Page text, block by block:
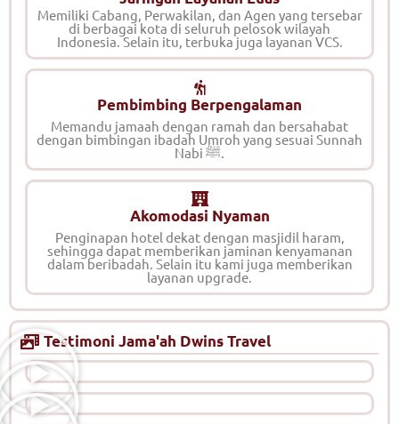
Memiliki Cabang, Perwakilan, dan Agen yang tersebar
di berbagai kota di seluruh pelosok wilayah
Indonesia. Selain itu, terbuka juga layanan VCS.
Pembimbing Berpengalaman
Memandu jamaah dengan ramah dan bersahabat
dengan bimbingan ibadah Umroh yang sesuai Sunnah
Nabi ﷺ.
Akomodasi Nyaman
Penginapan hotel dekat dengan masjidil haram,
sehingga dapat memberikan jaminan kenyamanan
dalam beribadah. Selain itu kami juga memberikan
layanan upgrade.
Testimoni Jama'ah Dwins Travel